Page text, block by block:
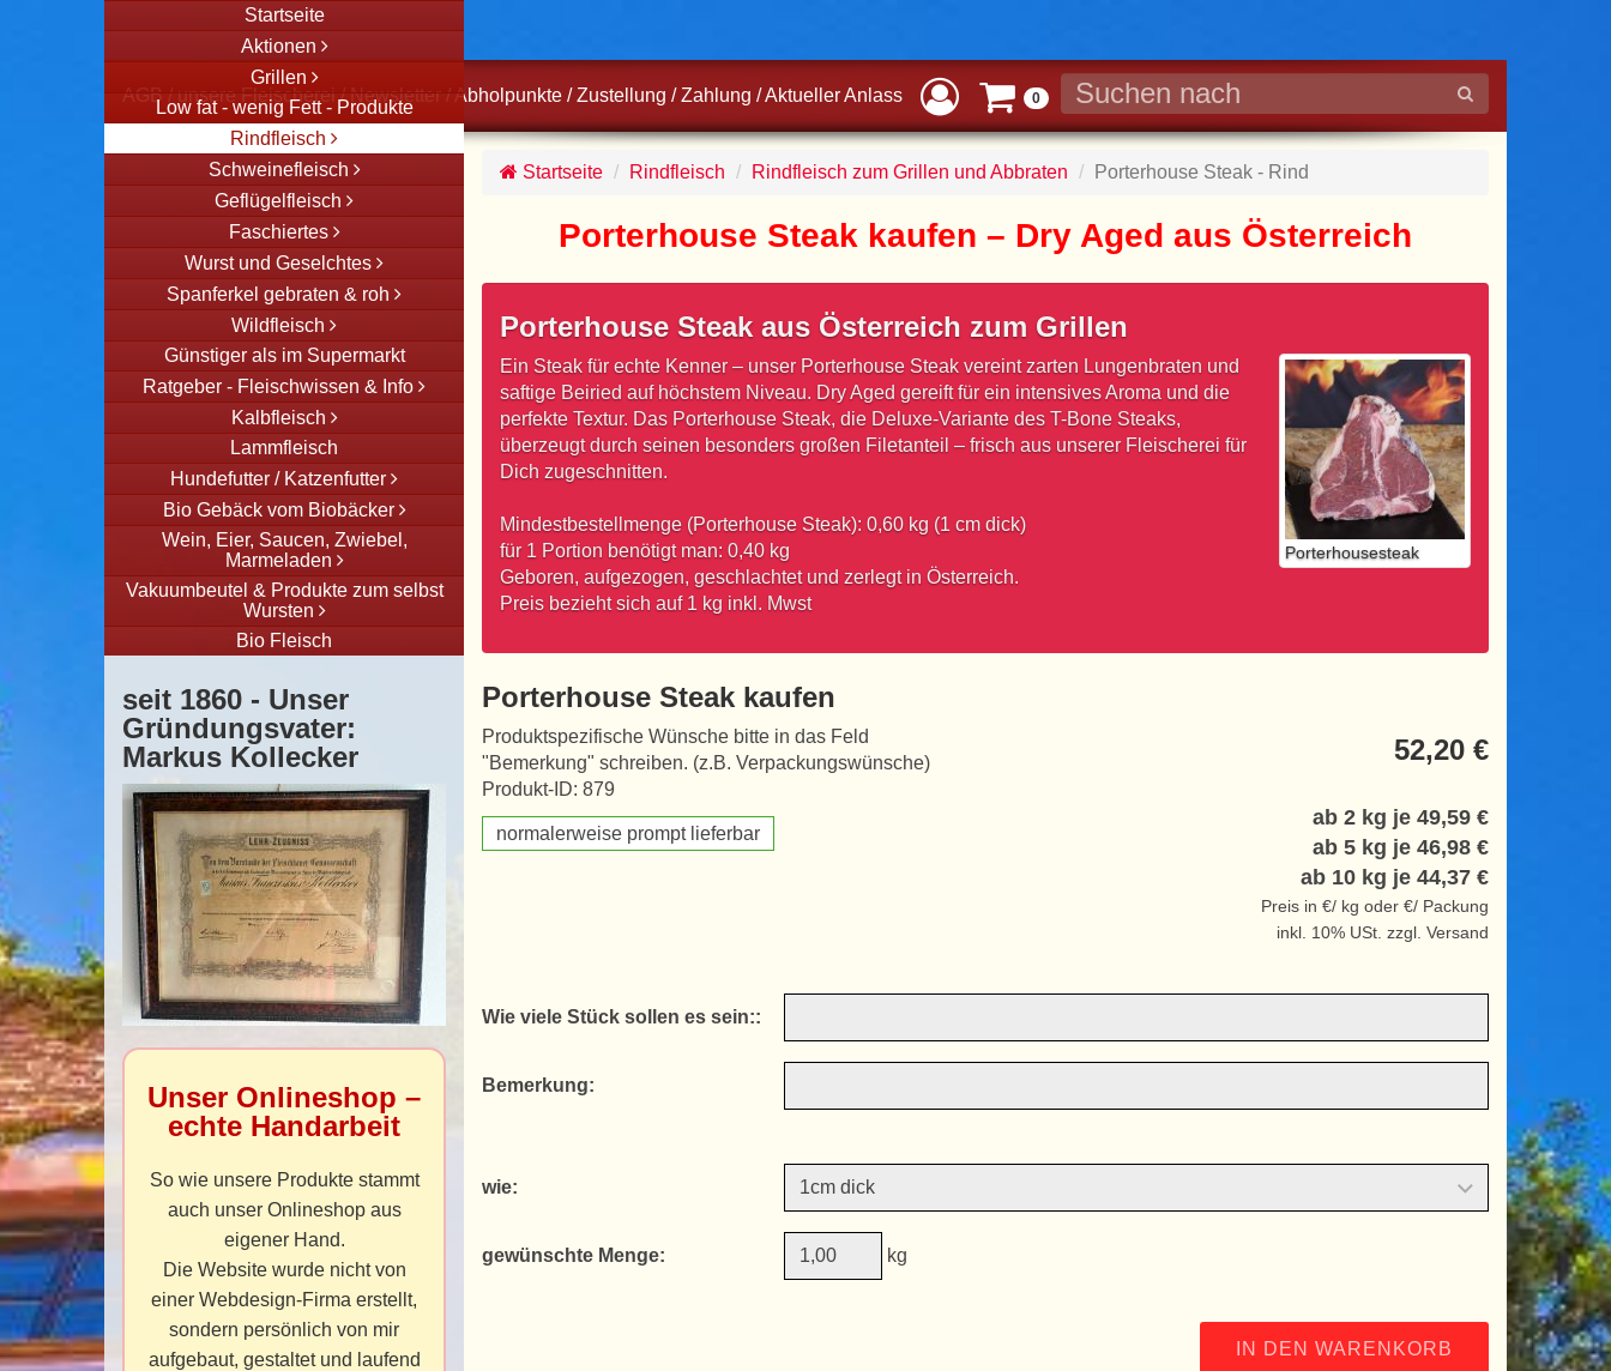
AGB / unsere Fleischerei / Newsletter /Abholpunkte / Zustellung / Zahlung /Aktueller Anlass 0
Startseite
Aktionen
Grillen
Low fat - wenig Fett - Produkte
Rindfleisch
Schweinefleisch
Geflügelfleisch
Faschiertes
Wurst und Geselchtes
Spanferkel gebraten & roh
Wildfleisch
Günstiger als im Supermarkt
Ratgeber - Fleischwissen & Info
Kalbfleisch
Lammfleisch
Hundefutter / Katzenfutter
Bio Gebäck vom Biobäcker
Wein, Eier, Saucen, Zwiebel,
Marmeladen
Vakuumbeutel & Produkte zum selbst
Wursten
Bio Fleisch
seit 1860 - Unser
Gründungsvater:
Markus Kollecker
Unser Onlineshop –
echte Handarbeit
So wie unsere Produkte stammt
auch unser Onlineshop aus
eigener Hand.
Die Website wurde nicht von
einer Webdesign-Firma erstellt,
sondern persönlich von mir
aufgebaut, gestaltet und laufend
Startseite Rindfleisch Rindfleisch zum Grillen und Abbraten Porterhouse Steak - Rind
Porterhouse Steak kaufen – Dry Aged aus Österreich
Porterhouse Steak aus Österreich zum Grillen
Porterhousesteak
Ein Steak für echte Kenner – unser Porterhouse Steak vereint zarten Lungenbraten und
saftige Beiried auf höchstem Niveau. Dry Aged gereift für ein intensives Aroma und die
perfekte Textur. Das Porterhouse Steak, die Deluxe-Variante des T-Bone Steaks,
überzeugt durch seinen besonders großen Filetanteil – frisch aus unserer Fleischerei für
Dich zugeschnitten.
Mindestbestellmenge (Porterhouse Steak): 0,60 kg (1 cm dick)
für 1 Portion benötigt man: 0,40 kg
Geboren, aufgezogen, geschlachtet und zerlegt in Österreich.
Preis bezieht sich auf 1 kg inkl. Mwst
Porterhouse Steak kaufen
Produktspezifische Wünsche bitte in das Feld
"Bemerkung" schreiben. (z.B. Verpackungswünsche)
Produkt-ID: 879
normalerweise prompt lieferbar
52,20 €
ab 2 kg je 49,59 €
ab 5 kg je 46,98 €
ab 10 kg je 44,37 €
Preis in €/ kg oder €/ Packung
inkl. 10% USt. zzgl. Versand
Wie viele Stück sollen es sein::
Bemerkung:
wie:
gewünschte Menge: kg
IN DEN WARENKORB